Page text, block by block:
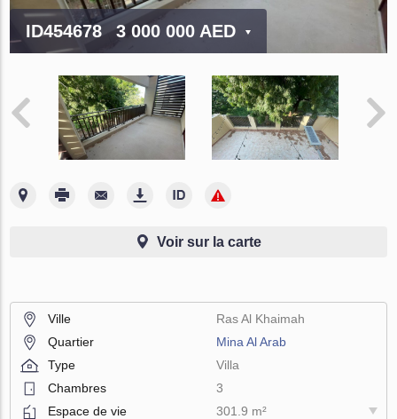
ID454678 3 000 000 AED
Voir sur la carte
Ville
Ras Al Khaimah
Quartier
Mina Al Arab
Type
Villa
Chambres
3
Espace de vie
301.9 m²